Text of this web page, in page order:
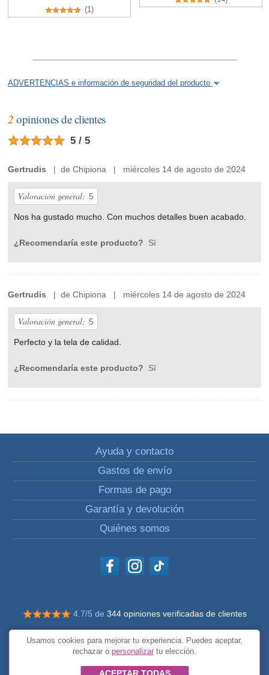
(1)
ADVERTENCIAS e información de seguridad del producto
2 opiniones de clientes
5 / 5
Gertrudis | de Chipiona | miércoles 14 de agosto de 2024
Valoración general: 5
Nos ha gustado mucho. Con muchos detalles buen acabado.
¿Recomendaría este producto? Sí
Gertrudis | de Chipiona | miércoles 14 de agosto de 2024
Valoración general: 5
Perfecto y la tela de calidad.
¿Recomendaría este producto? Sí
Ayuda y contacto
Gastos de envío
Formas de pago
Garantía y devolución
Quiénes somos
4.7/5 de 344 opiniones verificadas de clientes
© Todos los derechos reservados Impulsivos
Condiciones generales
Usamos cookies para mejorar tu experiencia. Puedes aceptar,
rechazar o personalizar tu elección.